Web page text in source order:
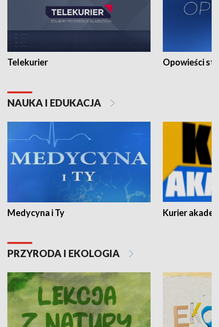
Telekurier Opowieści
NAUKA I EDUKACJA
Medycyna i Ty Kurier
PRZYRODA I EKOLOGIA